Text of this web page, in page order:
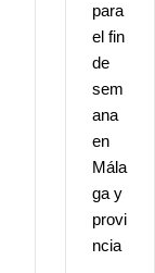
va
de los
ida y
para
el fin
de
sem
ana
en
Mála
ga y
provi
ncia